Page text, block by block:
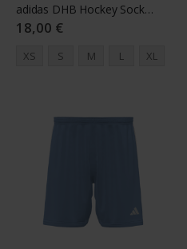
adidas DHB Hockey Sock Away Pink
18,00 €
XS S M L XL